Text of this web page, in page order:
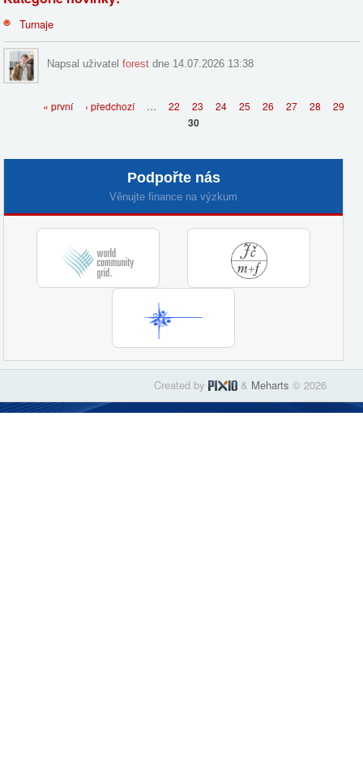
Turnaje
Napsal uživatelforest dne 14.07.2026 13:38
« první ‹ předchozí … 22 23 24 25 26 27 28 29
30
Podpořte nás
Věnujte finance na výzkum
Created by & Meharts © 2026